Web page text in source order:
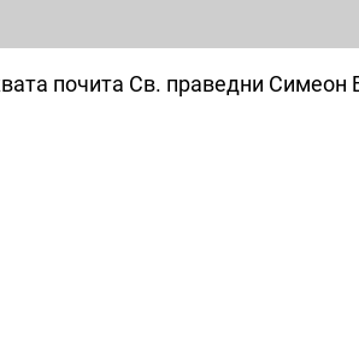
почита Св. праведни Симеон